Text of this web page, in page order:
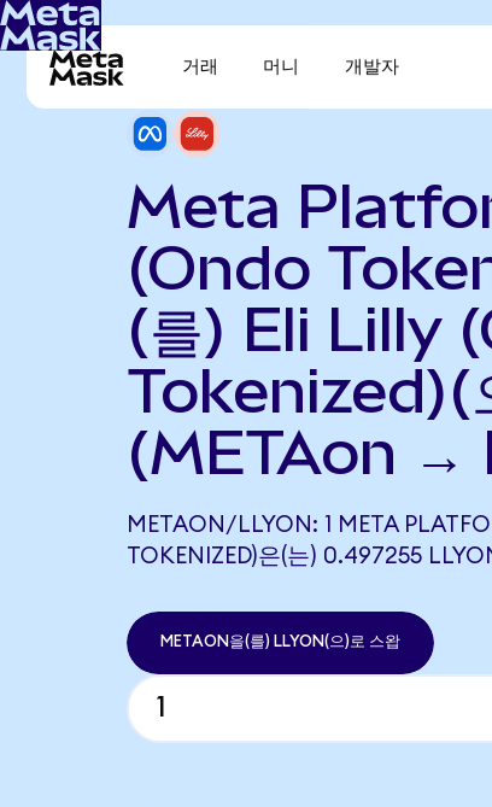
거래 머니 개발자
Meta
(Ondo
(를) Eli Lilly
Tokenized)(
(METAon →
METAON/LLYON: 1 META
TOKENIZED)은(는) 0.497255
METAON을(를) LLYON(으)로 스왑